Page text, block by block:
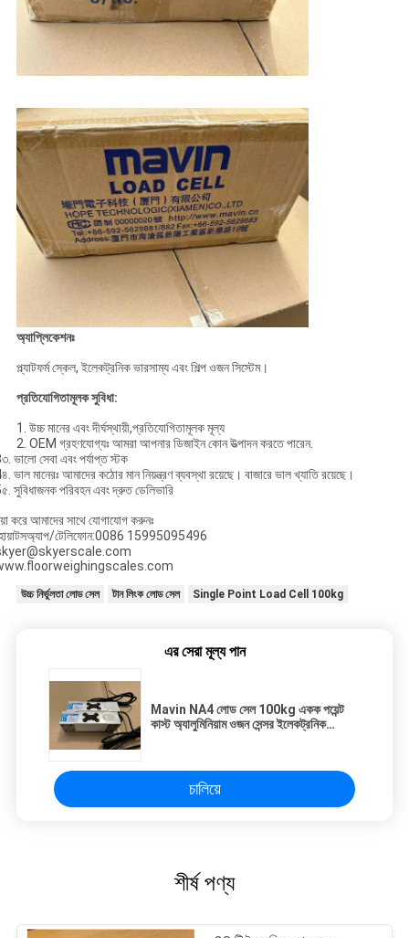
অ্যাপ্লিকেশনঃ
প্ল্যাটফর্ম স্কেল, ইলেকট্রনিক ভারসাম্য এবং শিল্প ওজন সিস্টেম।
প্রতিযোগিতামূলক সুবিধা:
1. উচ্চ মানের এবং দীর্ঘস্থায়ী,প্রতিযোগিতামূলক মূল্য
2. OEM গ্রহণযোগ্যঃ আমরা আপনার ডিজাইন কোন উত্পাদন করতে পারেন.
ভালো সেবা এবং পর্যাপ্ত স্টক
ভাল মানেরঃ আমাদের কঠোর মান নিয়ন্ত্রণ ব্যবস্থা রয়েছে। বাজারে ভাল খ্যাতি রয়েছে।
সুবিধাজনক পরিবহন এবং দ্রুত ডেলিভারি
করে আমাদের সাথে যোগাযোগ করুনঃ
টেলিফোন:0086 15995095496
উচ্চ নির্ভুলতা লোড সেল টান লিংক লোড সেল Single Point Load Cell 100kg
এর সেরা মূল্য পান
Mavin NA4 লোড সেল 100kg একক পয়েন্ট
কাস্ট অ্যালুমিনিয়াম ওজন সেন্সর ইলেকট্রনিক
চালিয়ে
শীর্ষ পণ্য